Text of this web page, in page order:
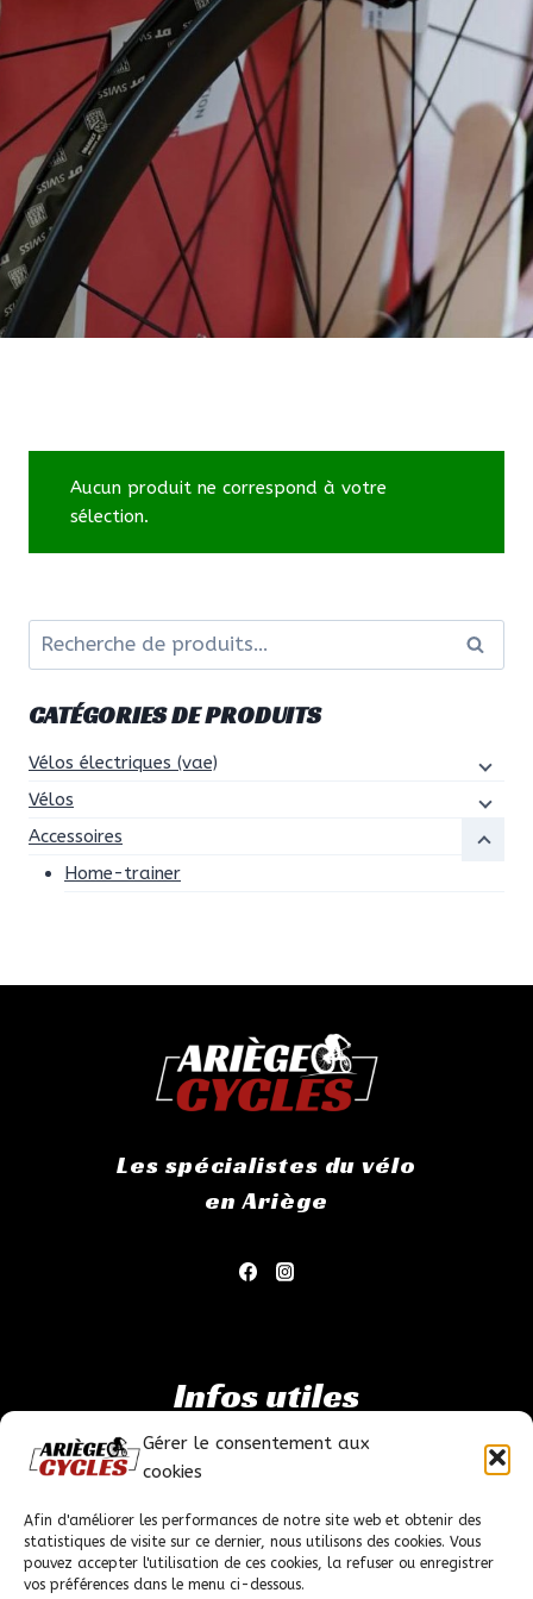
Gérer le consentement aux
cookies
Afin d'améliorer les performances de notre site web et obtenir des
statistiques de visite sur ce dernier, nous utilisons des cookies. Vous
pouvez accepter l'utilisation de ces cookies, la refuser ou enregistrer
vos préférences dans le menu ci-dessous.
Aucun produit ne correspond à votre
sélection.
Recherche
CATÉGORIES DE PRODUITS
Vélos électriques (vae)
Vélos
Accessoires
Home-trainer
Les spécialistes du vélo
en Ariège
Infos utiles
Conditions générales de ventes